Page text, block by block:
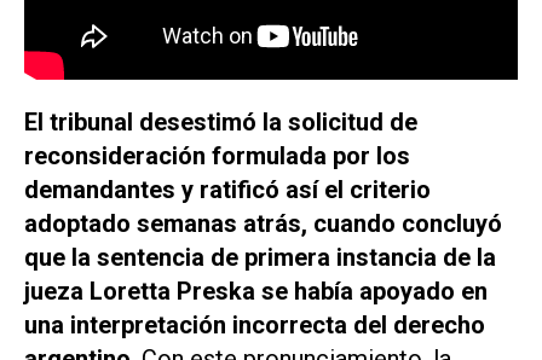
El tribunal desestimó la solicitud de
reconsideración formulada por los
demandantes y ratificó así el criterio
adoptado semanas atrás, cuando concluyó
que la sentencia de primera instancia de la
jueza Loretta Preska se había apoyado en
una interpretación incorrecta del derecho